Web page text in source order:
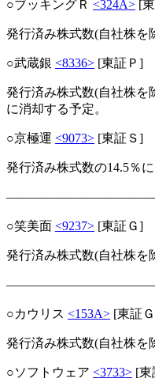
○ブッキングＲ <324A> [
発行済み株式数(自社株を
○武蔵銀 <8336> [東証Ｐ]
発行済み株式数(自社株を
に消却する予定。
○京極運 <9073> [東証Ｓ]
発行済み株式数の14.5％
○笑美面 <9237> [東証Ｇ]
発行済み株式数(自社株を
○カウリス <153A> [東証
発行済み株式数(自社株を
○ソフトウェア <3733> [東